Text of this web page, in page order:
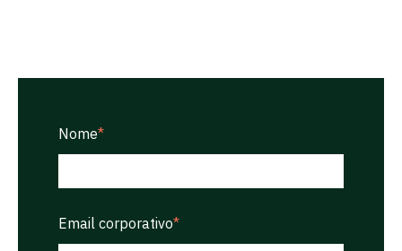
Nome*
Email corporativo*